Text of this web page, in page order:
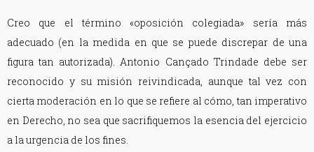
Creo que el término «oposición colegiada» sería más
adecuado (en la medida en que se puede discrepar de una
figura tan autorizada). Antonio Cançado Trindade debe ser
reconocido y su misión reivindicada, aunque tal vez con
cierta moderación en lo que se refiere al cómo, tan imperativo
en Derecho, no sea que sacrifiquemos la esencia del ejercicio
a la urgencia de los fines.